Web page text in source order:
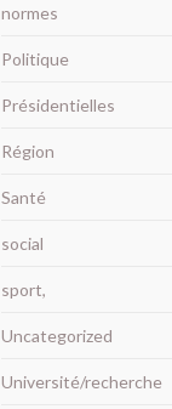
normes
Politique
Présidentielles
Région
Santé
social
sport,
Uncategorized
Université/recherche